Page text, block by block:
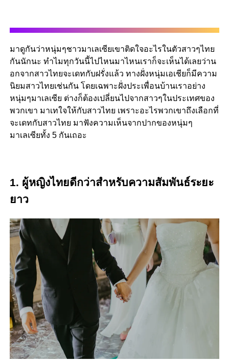
มาดูกันว่าหนุ่มๆชาวมาเลเซียเขาติดใจอะไรในตัวสาวๆไทย
กันนักนะ ทำไมทุกวันนี้ไปไหนมาไหนเราก็จะเห็นได้เลยว่าน
อกจากสาวไทยจะเดทกับฝรั่งแล้ว ทางฝั่งหนุ่มเอเชียก็มีความ
นิยมสาวไทยเช่นกัน โดยเฉพาะฝั่งประเพื่อนบ้านเราอย่าง
หนุ่มๆมาเลเซีย ต่างก็ต้องเปลี่ยนไปจากสาวๆในประเทศของ
พวกเขา มาเทใจให้กับสาวไทย เพราะอะไรพวกเขาถึงเลือกที่
จะเดทกับสาวไทย มาฟังความเห็นจากปากของหนุ่มๆ
มาเลเซียทั้ง 5 กันเถอะ
1. ผู้หญิงไทยดีกว่าสำหรับความสัมพันธ์ระยะ
ยาว